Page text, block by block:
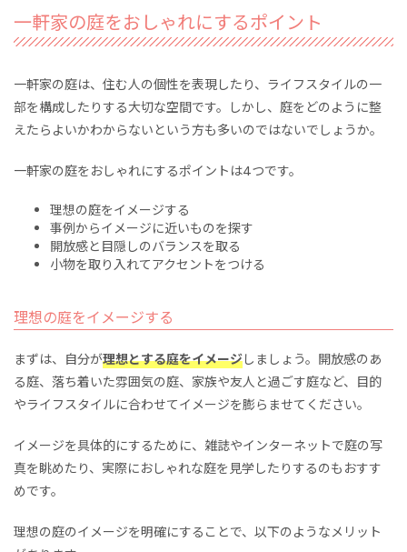
一軒家の庭をおしゃれにするポイント
一軒家の庭は、住む人の個性を表現したり、ライフスタイルの一
部を構成したりする大切な空間です。しかし、庭をどのように整
えたらよいかわからないという方も多いのではないでしょうか。
一軒家の庭をおしゃれにするポイントは4つです。
理想の庭をイメージする
事例からイメージに近いものを探す
開放感と目隠しのバランスを取る
小物を取り入れてアクセントをつける
理想の庭をイメージする
まずは、自分が理想とする庭をイメージしましょう。開放感のあ
る庭、落ち着いた雰囲気の庭、家族や友人と過ごす庭など、目的
やライフスタイルに合わせてイメージを膨らませてください。
イメージを具体的にするために、雑誌やインターネットで庭の写
真を眺めたり、実際におしゃれな庭を見学したりするのもおすす
めです。
理想の庭のイメージを明確にすることで、以下のようなメリット